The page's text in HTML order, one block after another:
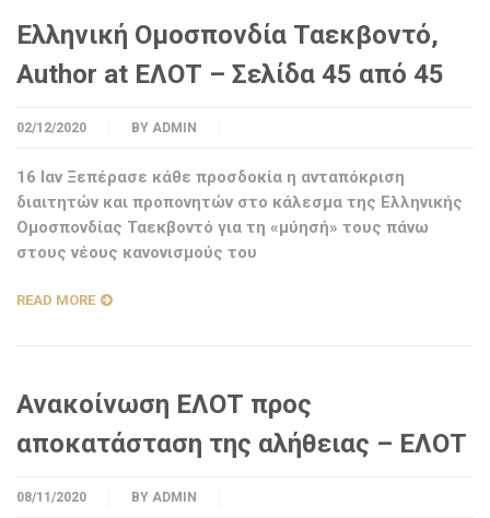
Ελληνική Ομοσπονδία Ταεκβοντό,
Author at ΕΛΟΤ – Σελίδα 45 από 45
02/12/2020 BY ADMIN
16 Ιαν Ξεπέρασε κάθε προσδοκία η ανταπόκριση
διαιτητών και προπονητών στο κάλεσμα της Ελληνικής
Ομοσπονδίας Ταεκβοντό για τη «μύησή» τους πάνω
στους νέους κανονισμούς του
READ MORE
Ανακοίνωση ΕΛΟΤ προς
αποκατάσταση της αλήθειας – ΕΛΟΤ
08/11/2020 BY ADMIN